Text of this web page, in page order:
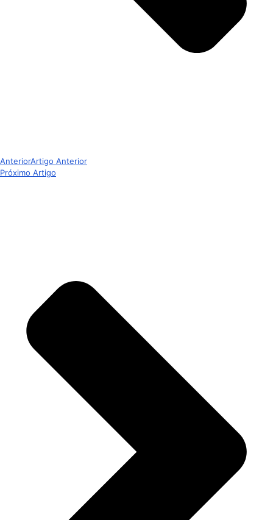
AnteriorArtigo Anterior
Próximo Artigo